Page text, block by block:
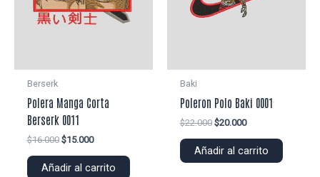
Berserk
Polera Manga Corta
Berserk 0011
$16.000 El
original
$15.000El
actual
Añadir al carrito
Baki
Poleron Polo Baki 0001
$22.000 El
original
$20.000El
actual
Añadir al carrito